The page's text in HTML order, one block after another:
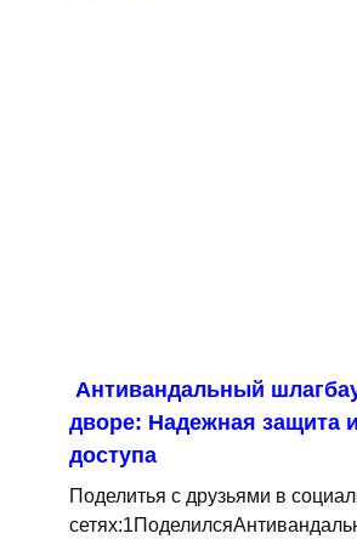
Антивандальный
дворе: Надежная защита
доступа
Поделитья с друзьями в